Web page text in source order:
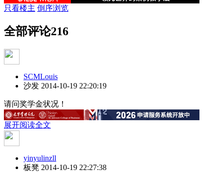
只看楼主 倒序浏览
全部评论216
SCMLouis
沙发 2014-10-19 22:20:19
请问奖学金状况！
展开阅读全文
yinyulinzll
板凳 2014-10-19 22:27:38